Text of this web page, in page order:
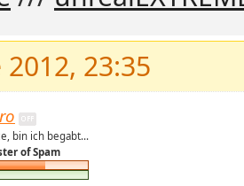
23:35
bin ich begabt...
of Spam